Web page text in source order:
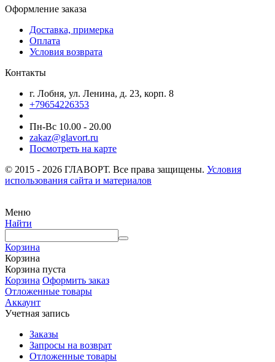
Оформление заказа
Доставка, примерка
Оплата
Условия возврата
Контакты
г. Лобня, ул. Ленина, д. 23, корп. 8
+79654226353
Пн-Вс 10.00 - 20.00
zakaz@glavort.ru
Посмотреть на карте
© 2015 - 2026 ГЛАВОРТ. Все права защищены. Условия
использования сайта и материалов
Меню
Найти
Корзина
Корзина
Корзина пуста
Корзина Оформить заказ
Отложенные товары
Аккаунт
Учетная запись
Заказы
Запросы на возврат
Отложенные товары